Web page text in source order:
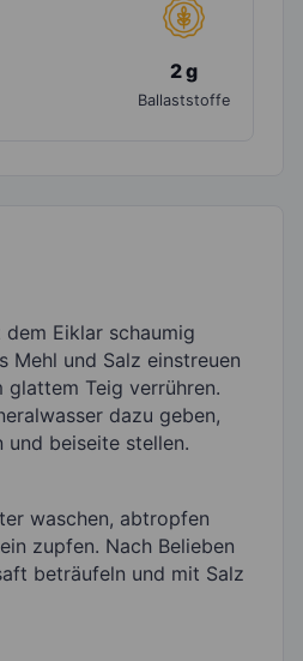
2 g
Ballaststoffe
Eiklar schaumig
Mehl und Salz einstreuen
glattem Teig verrühren.
dazu geben,
und beiseite stellen.
waschen, abtropfen
zupfen. Nach Belieben
beträufeln und mit Salz